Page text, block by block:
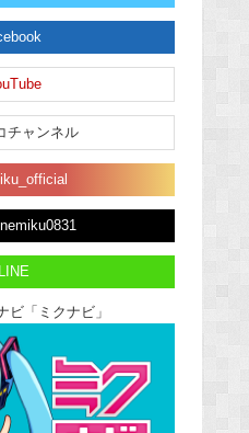
チャンネル
「ミクナビ」